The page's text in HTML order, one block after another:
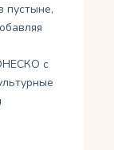
пустыне,
с